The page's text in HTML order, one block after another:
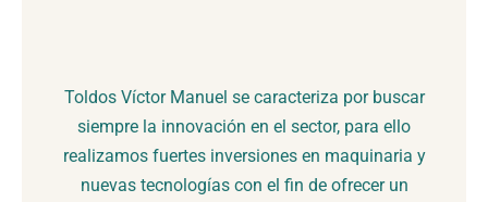
Toldos Víctor Manuel se caracteriza por buscar
siempre la innovación en el sector, para ello
realizamos fuertes inversiones en maquinaria y
nuevas tecnologías con el fin de ofrecer un